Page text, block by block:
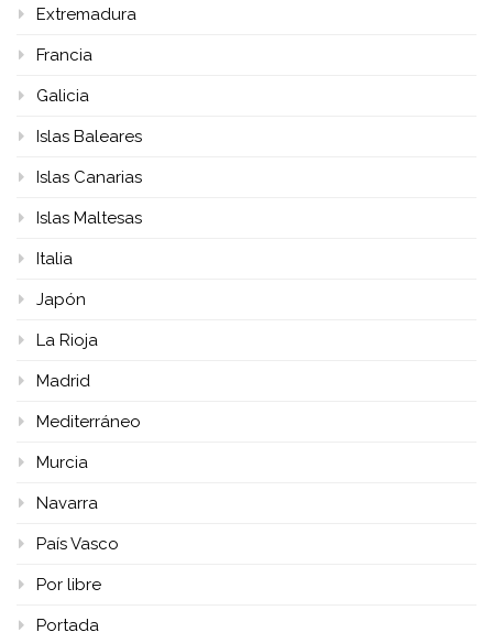
Extremadura
Francia
Galicia
Islas Baleares
Islas Canarias
Islas Maltesas
Italia
Japón
La Rioja
Madrid
Mediterráneo
Murcia
Navarra
País Vasco
Por libre
Portada